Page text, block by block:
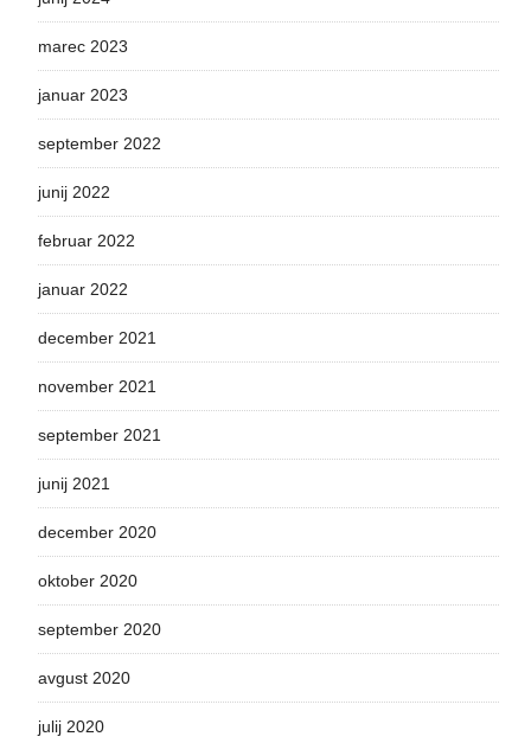
marec 2023
januar 2023
september 2022
junij 2022
februar 2022
januar 2022
december 2021
november 2021
september 2021
junij 2021
december 2020
oktober 2020
september 2020
avgust 2020
julij 2020